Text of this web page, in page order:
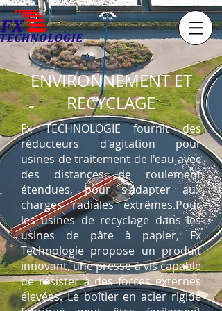
ENVIRONNEMENT ET
RECYCLAGE
Fx TECHNOLOGIE fournit des
réducteurs d'agitation pour
usines de traitement de l'eau avec
des distances de roulement
étendues, pour s'adapter aux
charges radiales extrêmes.Pour
les usines de recyclage dans les
usines de pâte à papier, Fx
Technologie propose un produit
innovant, une presse à vis capable
de résister à des forces externes
élevées. Le boîtier en acier rigide